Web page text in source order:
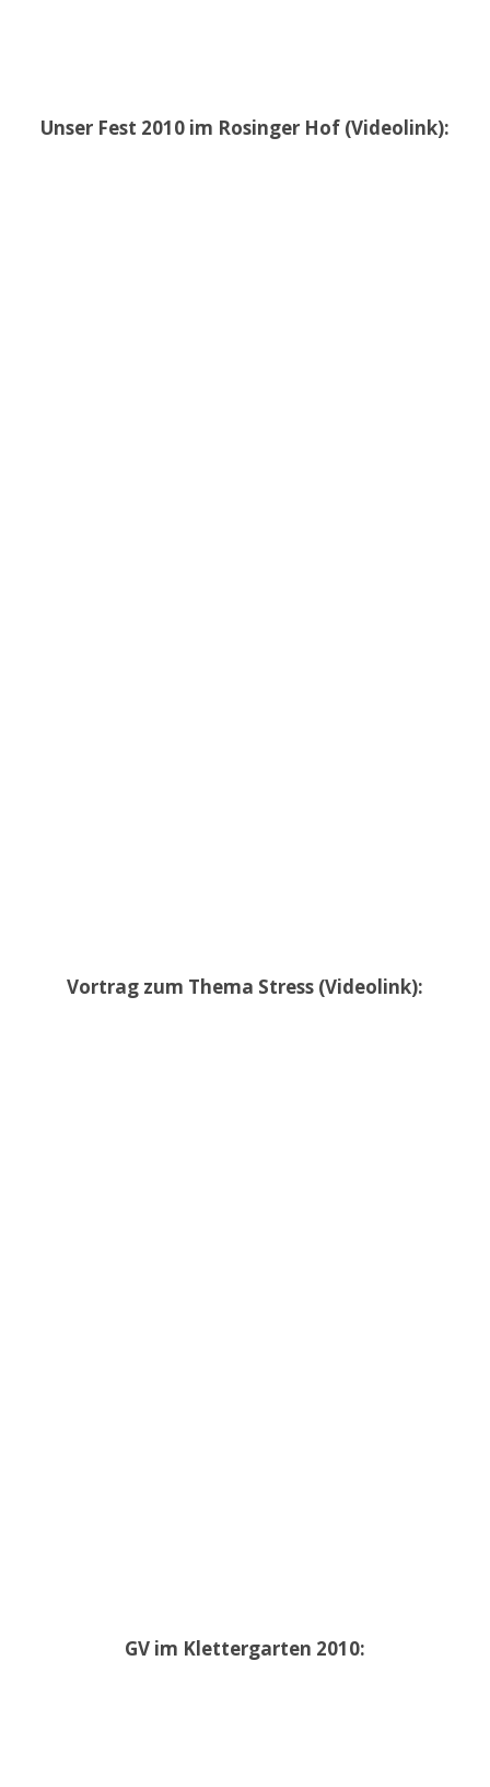
Unser Fest 2010 im Rosinger Hof (Videolink):
Vortrag zum Thema Stress (Videolink):
GV im Klettergarten 2010: